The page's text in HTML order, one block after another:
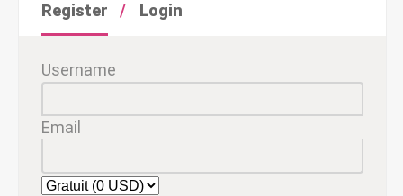
Register Login
Username
Email